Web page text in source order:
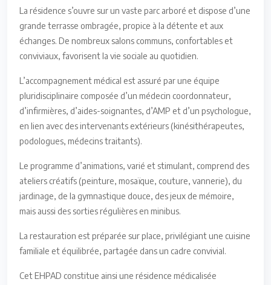
La résidence s’ouvre sur un vaste parc arboré et dispose d’une
grande terrasse ombragée, propice à la détente et aux
échanges. De nombreux salons communs, confortables et
conviviaux, favorisent la vie sociale au quotidien.
L’accompagnement médical est assuré par une équipe
pluridisciplinaire composée d’un médecin coordonnateur,
d’infirmières, d’aides-soignantes, d’AMP et d’un psychologue,
en lien avec des intervenants extérieurs (kinésithérapeutes,
podologues, médecins traitants).
Le programme d’animations, varié et stimulant, comprend des
ateliers créatifs (peinture, mosaïque, couture, vannerie), du
jardinage, de la gymnastique douce, des jeux de mémoire,
mais aussi des sorties régulières en minibus.
La restauration est préparée sur place, privilégiant une cuisine
familiale et équilibrée, partagée dans un cadre convivial.
Cet EHPAD constitue ainsi une résidence médicalisée